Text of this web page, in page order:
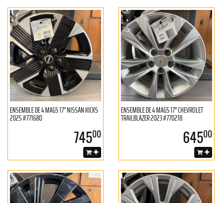
ENSEMBLE DE 4 MAGS 17" NISSAN KICKS
2025 #771680
74500
ENSEMBLE DE 4 MAGS 17" CHEVROLET
TRAILBLAZER 2023 #770218
64500